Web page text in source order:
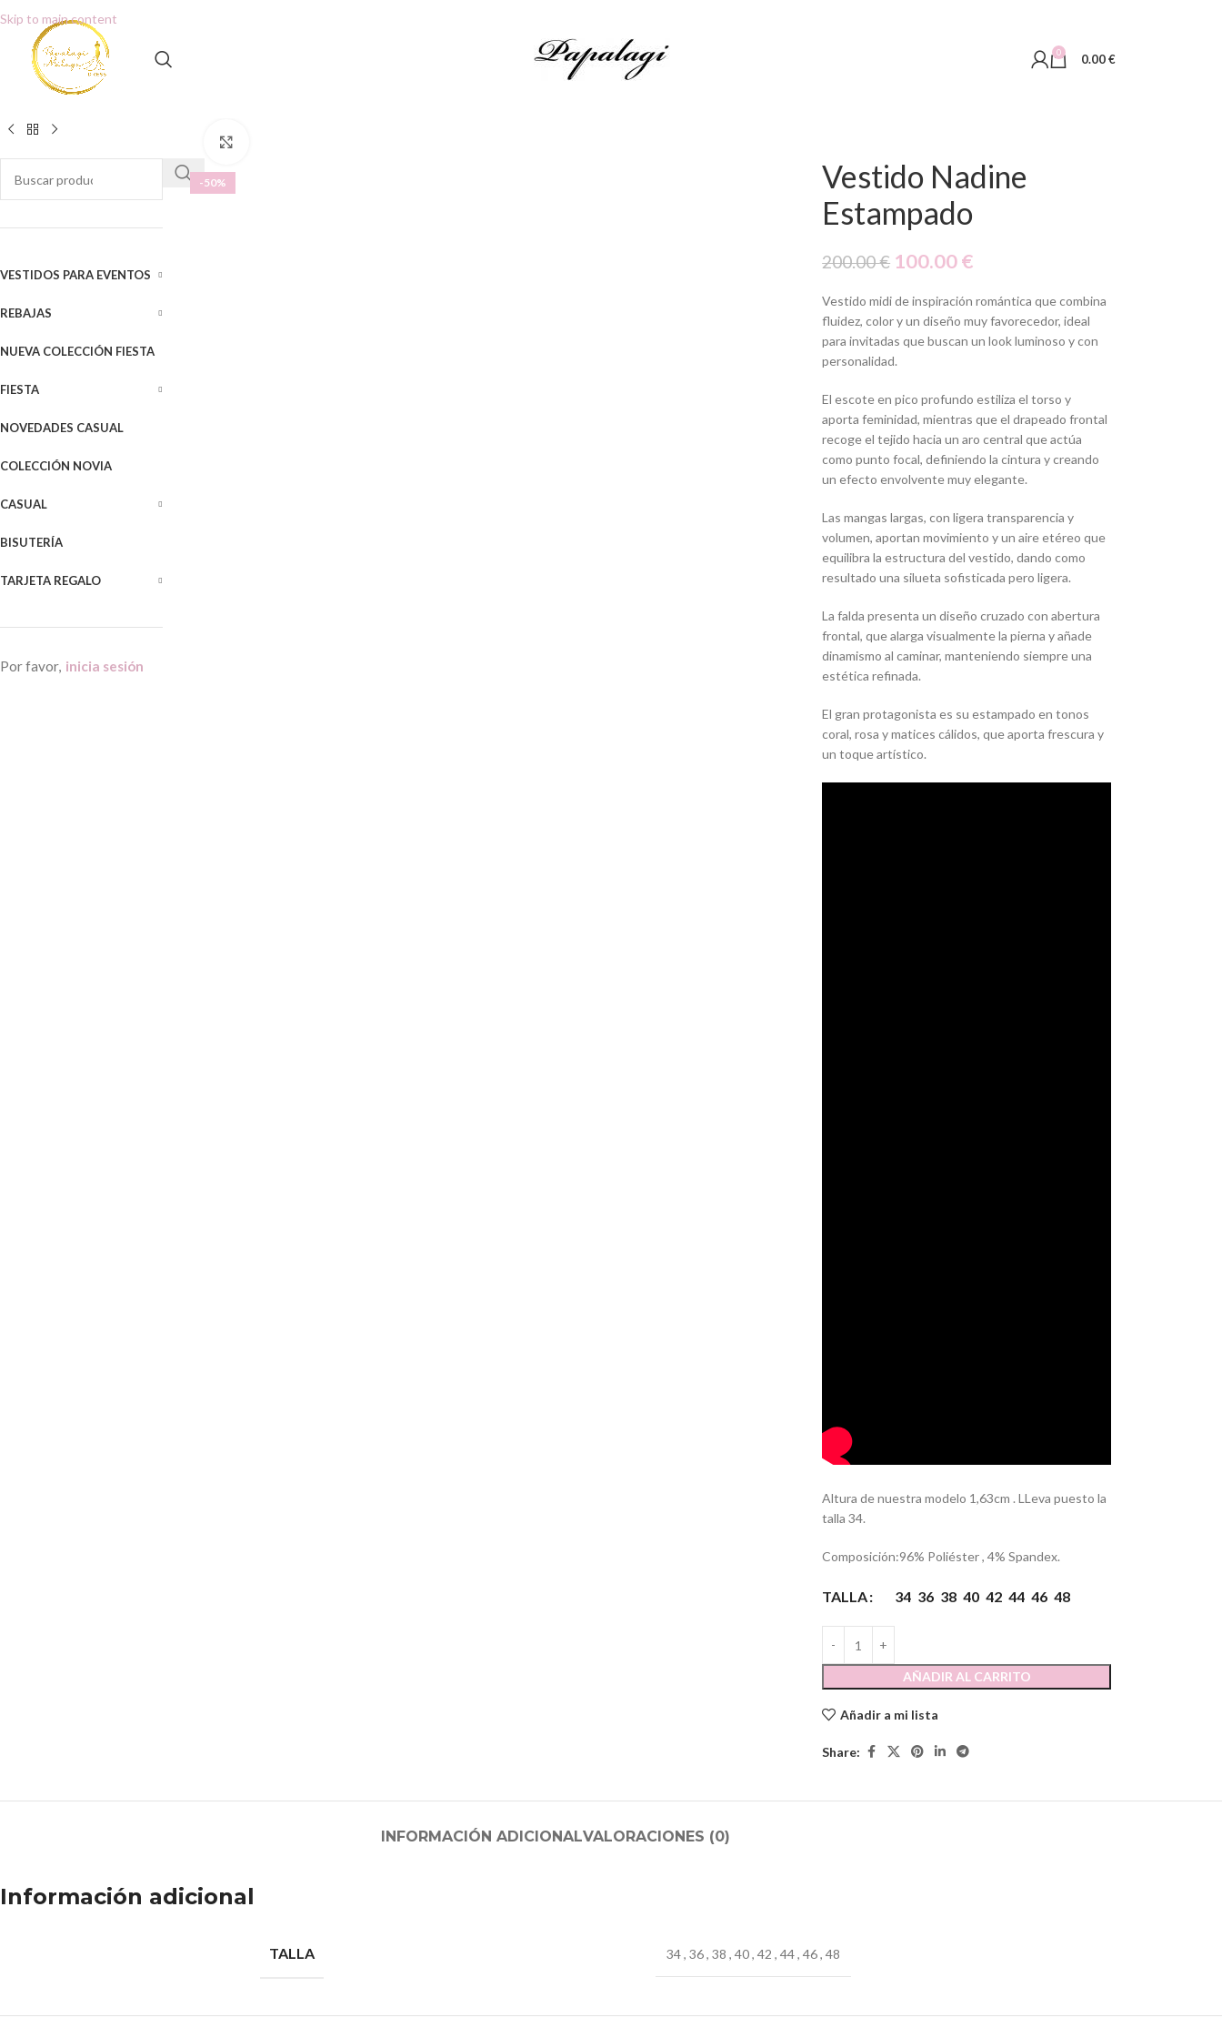
Skip to main content
0 0.00€
VESTIDOS PARA EVENTOS
REBAJAS
NUEVA COLECCIÓN FIESTA
FIESTA
NOVEDADES CASUAL
COLECCIÓN NOVIA
CASUAL
BISUTERÍA
TARJETA REGALO
Por favor, inicia sesión
-50%
Vestido Nadine
Estampado
200.00€ 100.00€
Vestido midi de inspiración romántica que combina
fluidez, color y un diseño muy favorecedor, ideal
para invitadas que buscan un look luminoso y con
personalidad.
El escote en pico profundo estiliza el torso y
aporta feminidad, mientras que el drapeado frontal
recoge el tejido hacia un aro central que actúa
como punto focal, definiendo la cintura y creando
un efecto envolvente muy elegante.
Las mangas largas, con ligera transparencia y
volumen, aportan movimiento y un aire etéreo que
equilibra la estructura del vestido, dando como
resultado una silueta sofisticada pero ligera.
La falda presenta un diseño cruzado con abertura
frontal, que alarga visualmente la pierna y añade
dinamismo al caminar, manteniendo siempre una
estética refinada.
El gran protagonista es su estampado en tonos
coral, rosa y matices cálidos, que aporta frescura y
un toque artístico.
Altura de nuestra modelo 1,63cm . LLeva puesto la
talla 34.
Composición:96% Poliéster , 4% Spandex.
TALLA 34 36 38 40 42 44 46 48
AÑADIR AL CARRITO
Añadir a mi lista
Share:
INFORMACIÓN ADICIONALVALORACIONES (0)
Información adicional
TALLA 34, 36, 38 , 40, 42 , 44, 46, 48